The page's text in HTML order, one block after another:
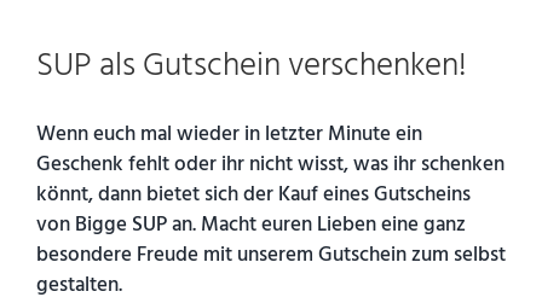
SUP als Gutschein verschenken!
Wenn euch mal wieder in letzter Minute ein
Geschenk fehlt oder ihr nicht wisst, was ihr schenken
könnt, dann bietet sich der Kauf eines Gutscheins
von Bigge SUP an. Macht euren Lieben eine ganz
besondere Freude mit unserem Gutschein zum selbst
gestalten.